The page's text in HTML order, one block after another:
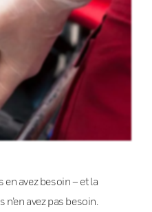
avez besoin – et la
avez pas besoin.